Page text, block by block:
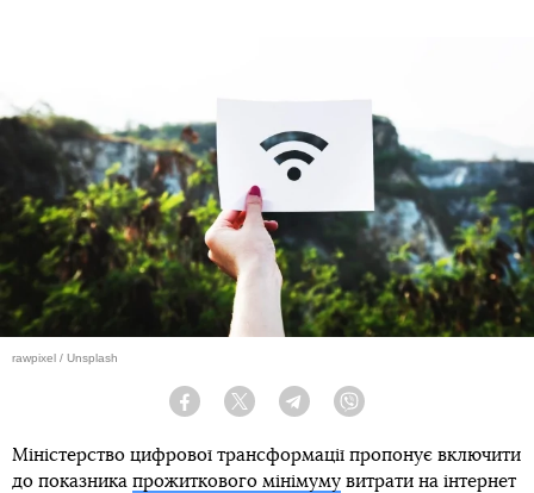
rawpixel / Unsplash
Facebook Twitter Telegram
Міністерство цифрової трансформації пропонує включити
до показника прожиткового мінімуму витрати на інтернет